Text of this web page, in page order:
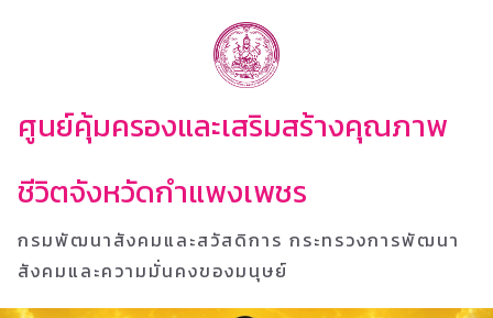
ศูนย์คุ้มครองและเสริมสร้างคุณภาพ
ชีวิตจังหวัดกำแพงเพชร
กรมพัฒนาสังคมและสวัสดิการ กระทรวงการพัฒนา
สังคมและความมั่นคงของมนุษย์